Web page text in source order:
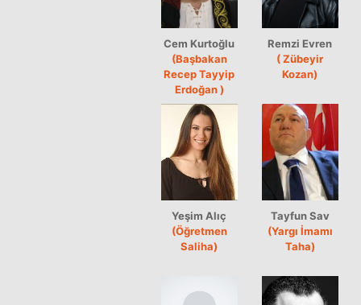
Cem Kurtoğlu
(Başbakan
Recep Tayyip
Erdoğan )
Remzi Evren
( Zübeyir
Kozan)
Yeşim Alıç
(Öğretmen
Saliha)
Tayfun Sav
(Yargı İmamı
Taha)